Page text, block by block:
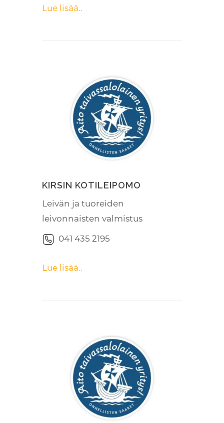
Lue lisää..
KIRSIN KOTILEIPOMO
Leivän ja tuoreiden
leivonnaisten valmistus
041 435 2195
Lue lisää..